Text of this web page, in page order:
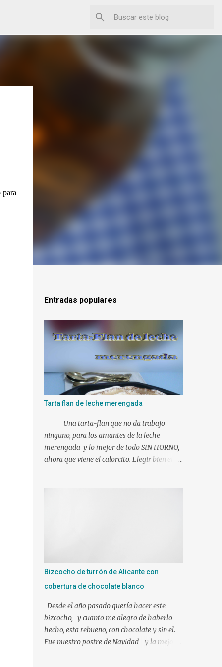
para
Entradas populares
Tarta flan de leche merengada
Una tarta-flan que no da trabajo
ninguno, para los amantes de la leche
merengada y lo mejor de todo SIN HORNO,
ahora que viene el calorcito. Elegir bien el
ingredientes si es posible a temperatura
nuestra mezcla, tuve las láminas de gelatina
en remojo en agua fría. Ponemos en el vaso
de la Thermomix todos los ingredientes y
programamos 10 min. 90º vel. 4 1 min. mas
a 90º y le puse bien escurrida la gelatina.
Bizcocho de turrón de Alicante con
cobertura de chocolate blanco
Desde el año pasado quería hacer este
bizcocho, y cuanto me alegro de haberlo
hecho, esta rebueno, con chocolate y sin el.
Fue nuestro postre de Navidad y la mejor